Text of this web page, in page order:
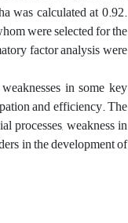
was calculated at 0.92.
were selected for the
factor analysis were
in some key
and efficiency. The
processes, weakness in
in the development of